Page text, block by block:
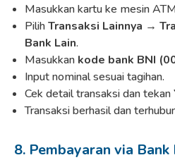
Masukkan kartu ke mesin
PilihTransaksi Lainnya →
Bank Lain.
Masukkan kode bank BNI
Input nominal sesuai tagihan.
Cek detail transaksi dan tekan
Transaksi berhasil dan
8. Pembayaran via Bank